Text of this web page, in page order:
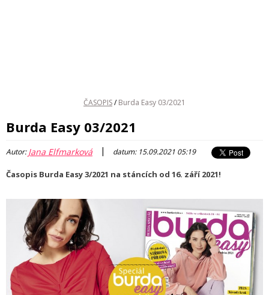
ČASOPIS/ Burda Easy 03/2021
Burda Easy 03/2021
Autor:Jana Elfmarková | datum: 15.09.2021 05:19
Časopis Burda Easy 3/2021 na stáncích od 16. září 2021!